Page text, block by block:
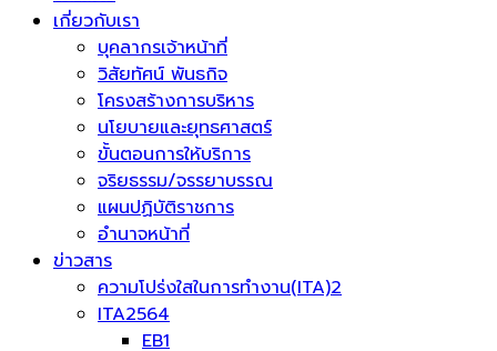
เกี่ยวกับเรา
บุคลากรเจ้าหน้าที่
วิสัยทัศน์ พันธกิจ
โครงสร้างการบริหาร
นโยบายและยุทธศาสตร์
ขั้นตอนการให้บริการ
จริยธรรม/จรรยาบรรณ
แผนปฏิบัติราชการ
อำนาจหน้าที่
ข่าวสาร
ความโปร่งใสในการทำงาน(ITA)2
ITA2564
EB1